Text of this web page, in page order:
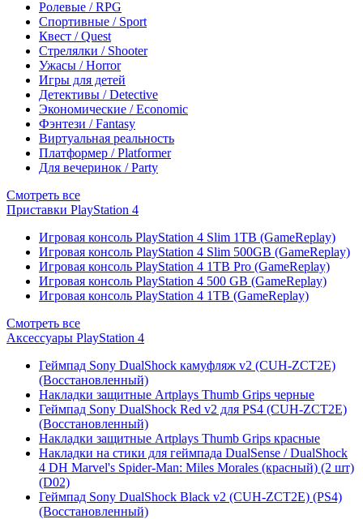
Ролевые / RPG
Спортивные / Sport
Квест / Quest
Стрелялки / Shooter
Ужасы / Horror
Игры для детей
Детективы / Detective
Экономические / Economic
Фэнтези / Fantasy
Виртуальная реальность
Платформер / Platformer
Для вечеринок / Party
Смотреть все
Приставки PlayStation 4
Игровая консоль PlayStation 4 Slim 1TB (GameReplay)
Игровая консоль PlayStation 4 Slim 500GB (GameReplay)
Игровая консоль PlayStation 4 1TB Pro (GameReplay)
Игровая консоль PlayStation 4 500 GB (GameReplay)
Игровая консоль PlayStation 4 1TB (GameReplay)
Смотреть все
Аксессуары PlayStation 4
Геймпад Sony DualShock камуфляж v2 (CUH-ZCT2E)
(Восстановленный)
Накладки защитные Artplays Thumb Grips черные
Геймпад Sony DualShock Red v2 для PS4 (CUH-ZCT2E)
(Восстановленный)
Накладки защитные Artplays Thumb Grips красные
Накладки на стики для геймпада DualSense / DualShock
4 DH Marvel's Spider-Man: Miles Morales (красный) (2 шт)
(D02)
Геймпад Sony DualShock Black v2 (CUH-ZCT2E) (PS4)
(Восстановленный)